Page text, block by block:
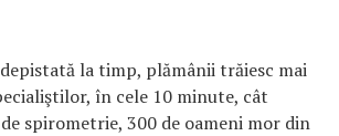
la timp, plămânii trăiesc mai
în cele 10 minute, cât
spirometrie, 300 de oameni mor din